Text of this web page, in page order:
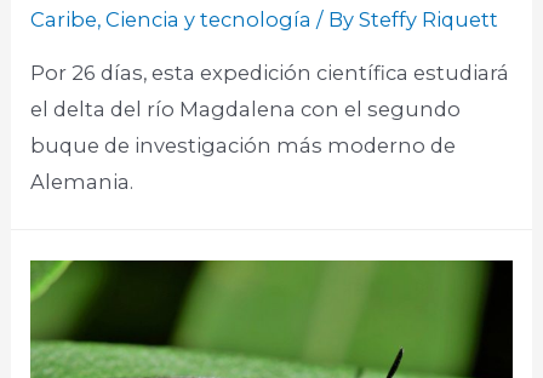
Caribe,Ciencia y tecnología / BySteffy Riquett
Por 26 días, esta expedición científica estudiará
el delta del río Magdalena con el segundo
buque de investigación más moderno de
Alemania.